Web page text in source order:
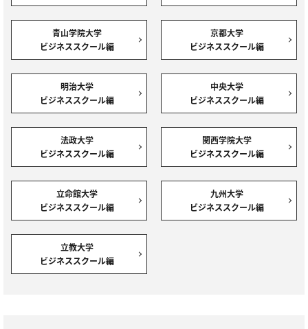
青山学院大学
ビジネススクール編
京都大学
ビジネススクール編
明治大学
ビジネススクール編
中央大学
ビジネススクール編
法政大学
ビジネススクール編
関西学院大学
ビジネススクール編
立命館大学
ビジネススクール編
九州大学
ビジネススクール編
立教大学
ビジネススクール編